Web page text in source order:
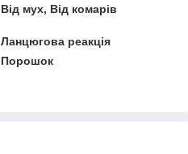
Від мух, Від комарів
Ланцюгова реакція
Порошок